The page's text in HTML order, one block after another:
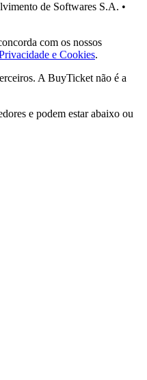
de Softwares S.A. •
com os nossos
e Cookies.
A BuyTicket não é a
e podem estar abaixo ou